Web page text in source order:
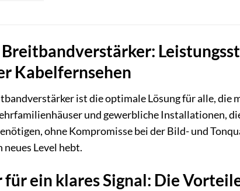
Kabelfernsehen
ist die optimale Lösung für alle, die
und gewerbliche Installationen,
ohne Kompromisse bei der Bild- und
neues Level hebt.
ein klares Signal: Die